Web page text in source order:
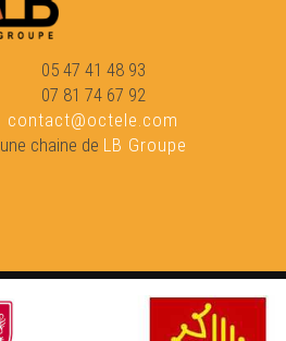
05 47 41 48 93
07 81 74 67 92
contact@octele.com
une chaine de LB Groupe